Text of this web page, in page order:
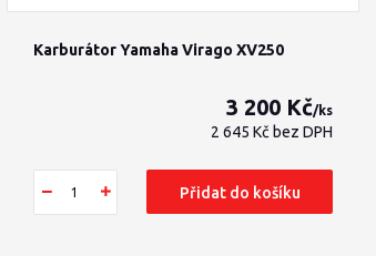
Karburátor Yamaha Virago XV250
3 200 Kč/ks
2 645 Kč bez DPH
Přidat do košíku